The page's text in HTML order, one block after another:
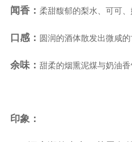
闻香： 柔甜馥郁的梨水、可可
口 感： 圆润的酒体散发出微咸的
余味： 甜柔的烟熏泥煤与奶油
印象：